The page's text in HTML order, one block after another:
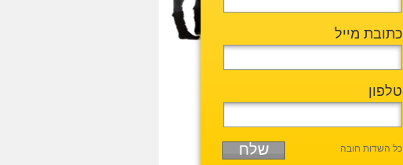
כתובת מייל
טלפון
כל השדות חובה